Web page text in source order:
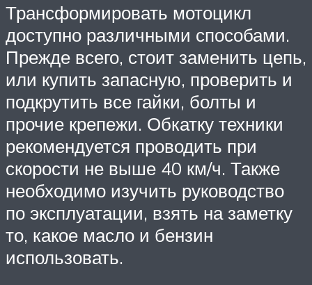
Трансформировать мотоцикл
доступно различными способами.
Прежде всего, стоит заменить цепь,
или купить запасную, проверить и
подкрутить все гайки, болты и
прочие крепежи. Обкатку техники
рекомендуется проводить при
скорости не выше 40 км/ч. Также
необходимо изучить руководство
по эксплуатации, взять на заметку
то, какое масло и бензин
использовать.